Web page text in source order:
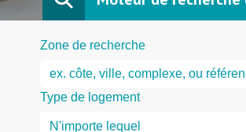
Zone de recherche
Type de logement